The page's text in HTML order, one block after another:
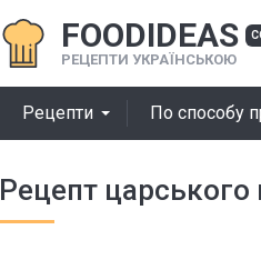
FOODIDEAS
РЕЦЕПТИ УКРАЇНСЬКОЮ
Рецепти По способу
Рецепт царського